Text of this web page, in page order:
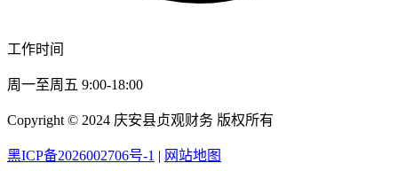
工作时间
周一至周五 9:00-18:00
Copyright © 2024 庆安县贞观财务 版权所有
黑ICP备2026002706号-1 | 网站地图